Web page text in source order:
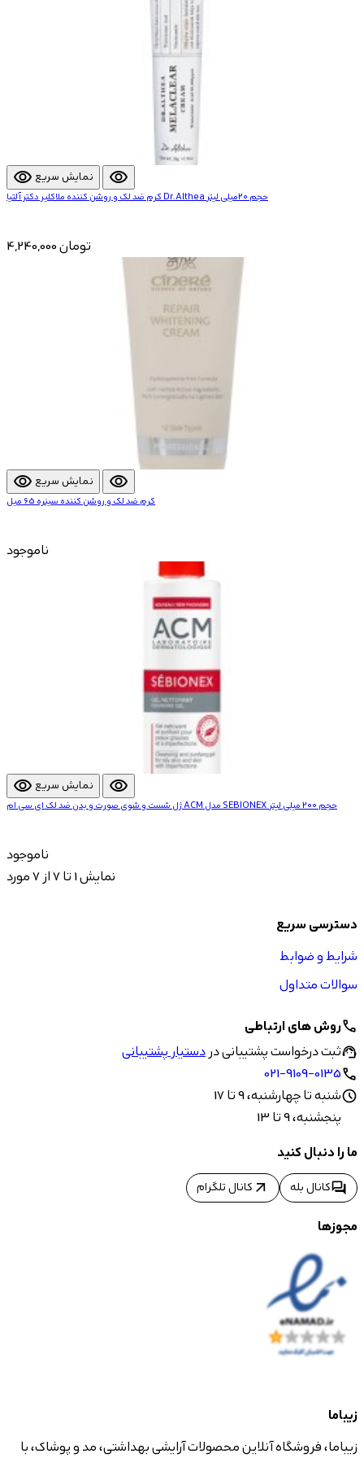
visibility نمایش سریع visibility
کرم ضد لک و روشن کننده ملاکلیر دکتر آلتیا Dr.Althea حجم 20میلی لیتر
4,240,000 تومان
visibility نمایش سریع visibility
کرم ضد لک و روشن کننده سینره 65 میل
ناموجود
visibility نمایش سریع visibility
ژل شست و شوی صورت و بدن ضد لک ای سی ام ACM مدل SEBIONEX حجم 200 میلی لیتر
ناموجود
نمایش 1 تا 7 از 7 مورد
دسترسی سریع
شرایط و ضوابط
سوالات متداول
callروش های ارتباطی
support_agentثبت درخواست پشتیبانی دردستیار پشتیبانی
call
021-9109-0135
scheduleشنبه تا چهارشنبه، 9 تا 17
پنجشنبه، 9 تا 13
ما را دنبال کنید
forumکانال بله arrow_outward کانال تلگرام
مجوزها
زیباما
زیباما، فروشگاه آنلاین محصولات آرایشی بهداشتی، مد و پوشاک، با